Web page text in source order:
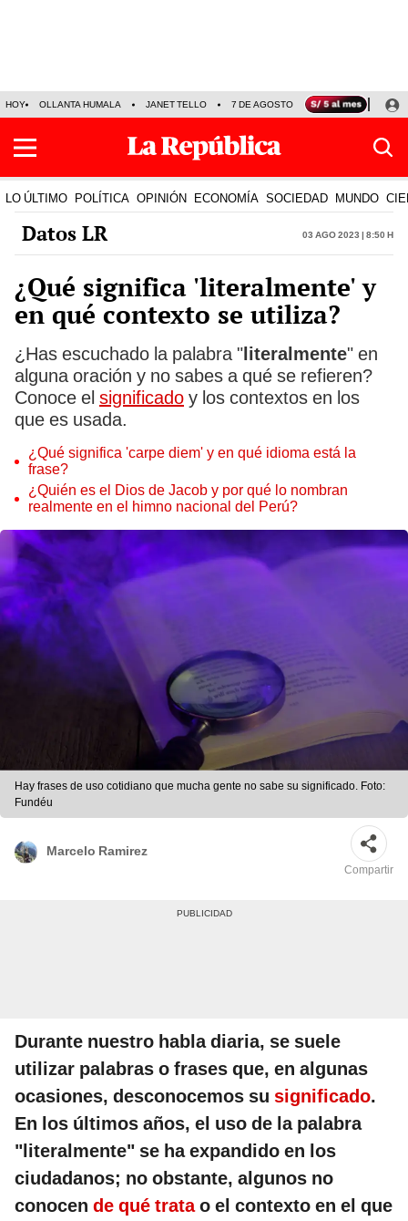
HOY OLLANTA HUMALA JANET TELLO 7 DE AGOSTO TINKA RESULTADOS
LO ÚLTIMO POLÍTICA OPINIÓN ECONOMÍA SOCIEDAD MUNDO
Datos LR 03 Ago 2023 | 8:50 h
¿Qué significa 'literalmente' y
en qué contexto se utiliza?
¿Has escuchado la palabra "literalmente" en
alguna oración y no sabes a qué se refieren?
Conoce el significado y los contextos en los
que es usada.
¿Qué significa 'carpe diem' y en qué idioma está la
frase?
¿Quién es el Dios de Jacob y por qué lo nombran
realmente en el himno nacional del Perú?
Hay frases de uso cotidiano que mucha gente no sabe su significado. Foto:
Fundéu
Marcelo Ramirez
Compartir
Durante nuestro habla diaria, se suele
utilizar palabras o frases que, en algunas
ocasiones, desconocemos su significado.
En los últimos años, el uso de la palabra
"literalmente" se ha expandido en los
ciudadanos; no obstante, algunos no
conocen de qué tratao el contexto en el que